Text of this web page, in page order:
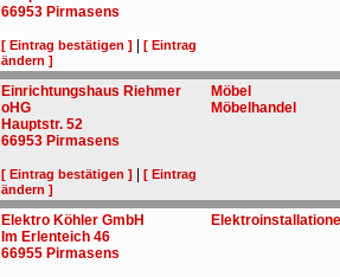
66953 Pirmasens
[ Eintrag bestätigen ] |[ Eintrag
ändern ]
Einrichtungshaus Riehmer
oHG
Hauptstr. 52
66953 Pirmasens
[ Eintrag bestätigen ] |[ Eintrag
ändern ]
Möbel
Möbelhandel
Elektro Köhler GmbH
Im Erlenteich 46
66955 Pirmasens